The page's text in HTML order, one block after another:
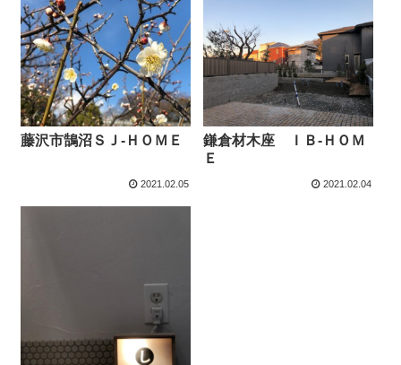
藤沢市鵠沼ＳＪ-ＨＯＭＥ
2021.02.05
鎌倉材木座 ＩＢ-ＨＯＭ
Ｅ
2021.02.04